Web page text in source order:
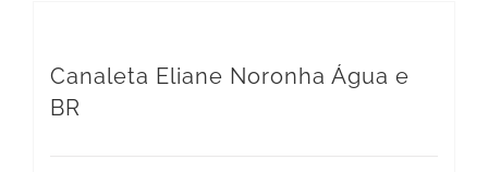
Canaleta Eliane Noronha Água e
BR